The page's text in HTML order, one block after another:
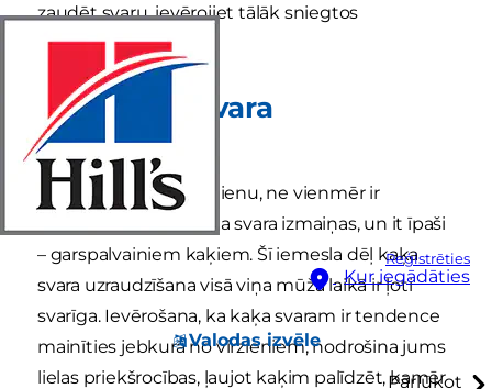
Reģistrēties
Kur iegādāties
Valodas izvēle
Pārlūkot
zaudēt svaru, ievērojiet tālāk sniegtos
ieteikumus.
Kaķa liekā svara
pamanīšana
Ja redzat kaķi katru dienu, ne vienmēr ir
vienkārši pamanīt viņa svara izmaiņas, un it īpaši
– garspalvainiem kaķiem. Šī iemesla dēļ kaķa
svara uzraudzīšana visā viņa mūža laikā ir ļoti
svarīga. Ievērošana, ka kaķa svaram ir tendence
mainīties jebkurā no virzieniem, nodrošina jums
lielas priekšrocības, ļaujot kaķim palīdzēt, kamēr